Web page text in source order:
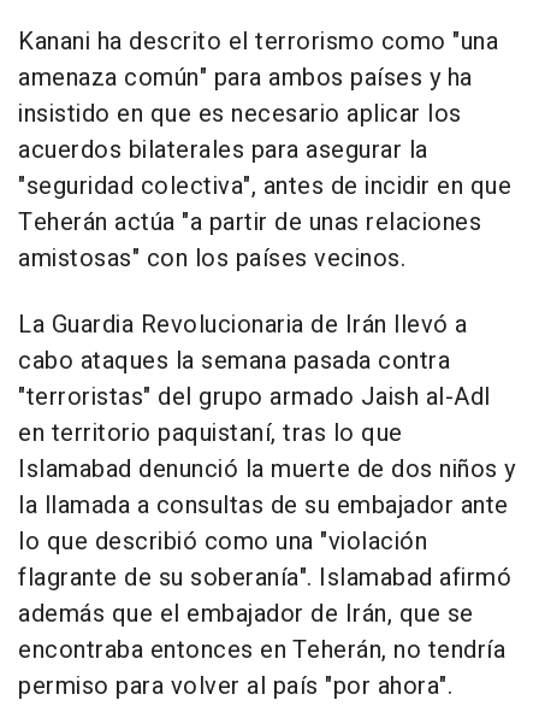
Kanani ha descrito el terrorismo como "una
amenaza común" para ambos países y ha
insistido en que es necesario aplicar los
acuerdos bilaterales para asegurar la
"seguridad colectiva", antes de incidir en que
Teherán actúa "a partir de unas relaciones
amistosas" con los países vecinos.
La Guardia Revolucionaria de Irán llevó a
cabo ataques la semana pasada contra
"terroristas" del grupo armado Jaish al-Adl
en territorio paquistaní, tras lo que
Islamabad denunció la muerte de dos niños y
la llamada a consultas de su embajador ante
lo que describió como una "violación
flagrante de su soberanía". Islamabad afirmó
además que el embajador de Irán, que se
encontraba entonces en Teherán, no tendría
permiso para volver al país "por ahora".